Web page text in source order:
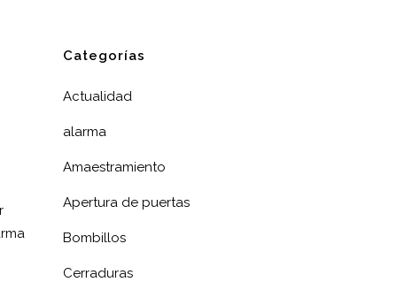
Categorías
Actualidad
alarma
Amaestramiento
Apertura de puertas
Bombillos
Cerraduras